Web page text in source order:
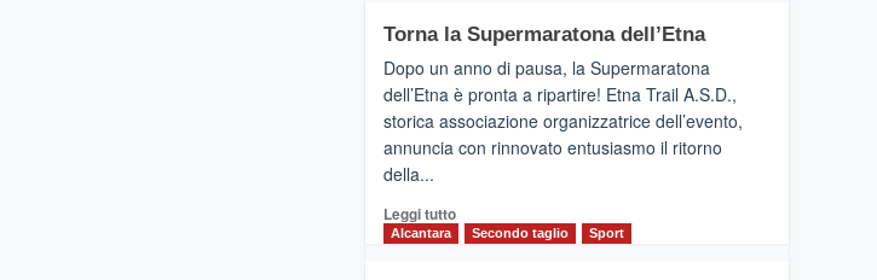
BROOKS
SuperMaratona
dell’Etna,
presentata
l’edizione
2026
Torna la Supermaratona dell’Etna
Dopo un anno di pausa, la Supermaratona
dell’Etna è pronta a ripartire! Etna Trail A.S.D.,
storica associazione organizzatrice dell’evento,
annuncia con rinnovato entusiasmo il ritorno
della...
Leggi tuttoLeggi
Alcantara Secondo taglio Sport